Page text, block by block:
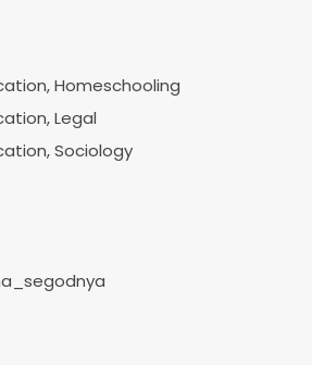
Homeschooling
Legal
Sociology